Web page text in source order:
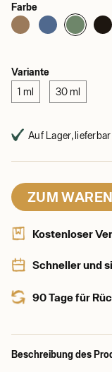
Farbe
Variante
1 ml 30 ml
Auf Lager,
ZUM
Kostenloser
Schneller und
90 Tage für
Beschreibung des